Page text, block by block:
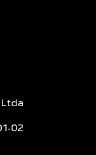
Ltda
02